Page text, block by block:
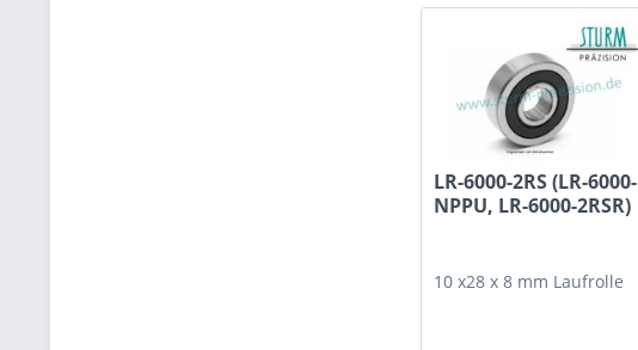
LR-6000-2RS (LR-6000-
NPPU, LR-6000-2RSR)
10 x28 x 8 mm Laufrolle